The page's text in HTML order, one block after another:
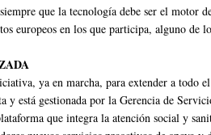
que la tecnología debe ser el motor
europeos en los que participa, alguno de
ya en marcha, para extender a todo
y está gestionada por la Gerencia de
que integra la atención social y